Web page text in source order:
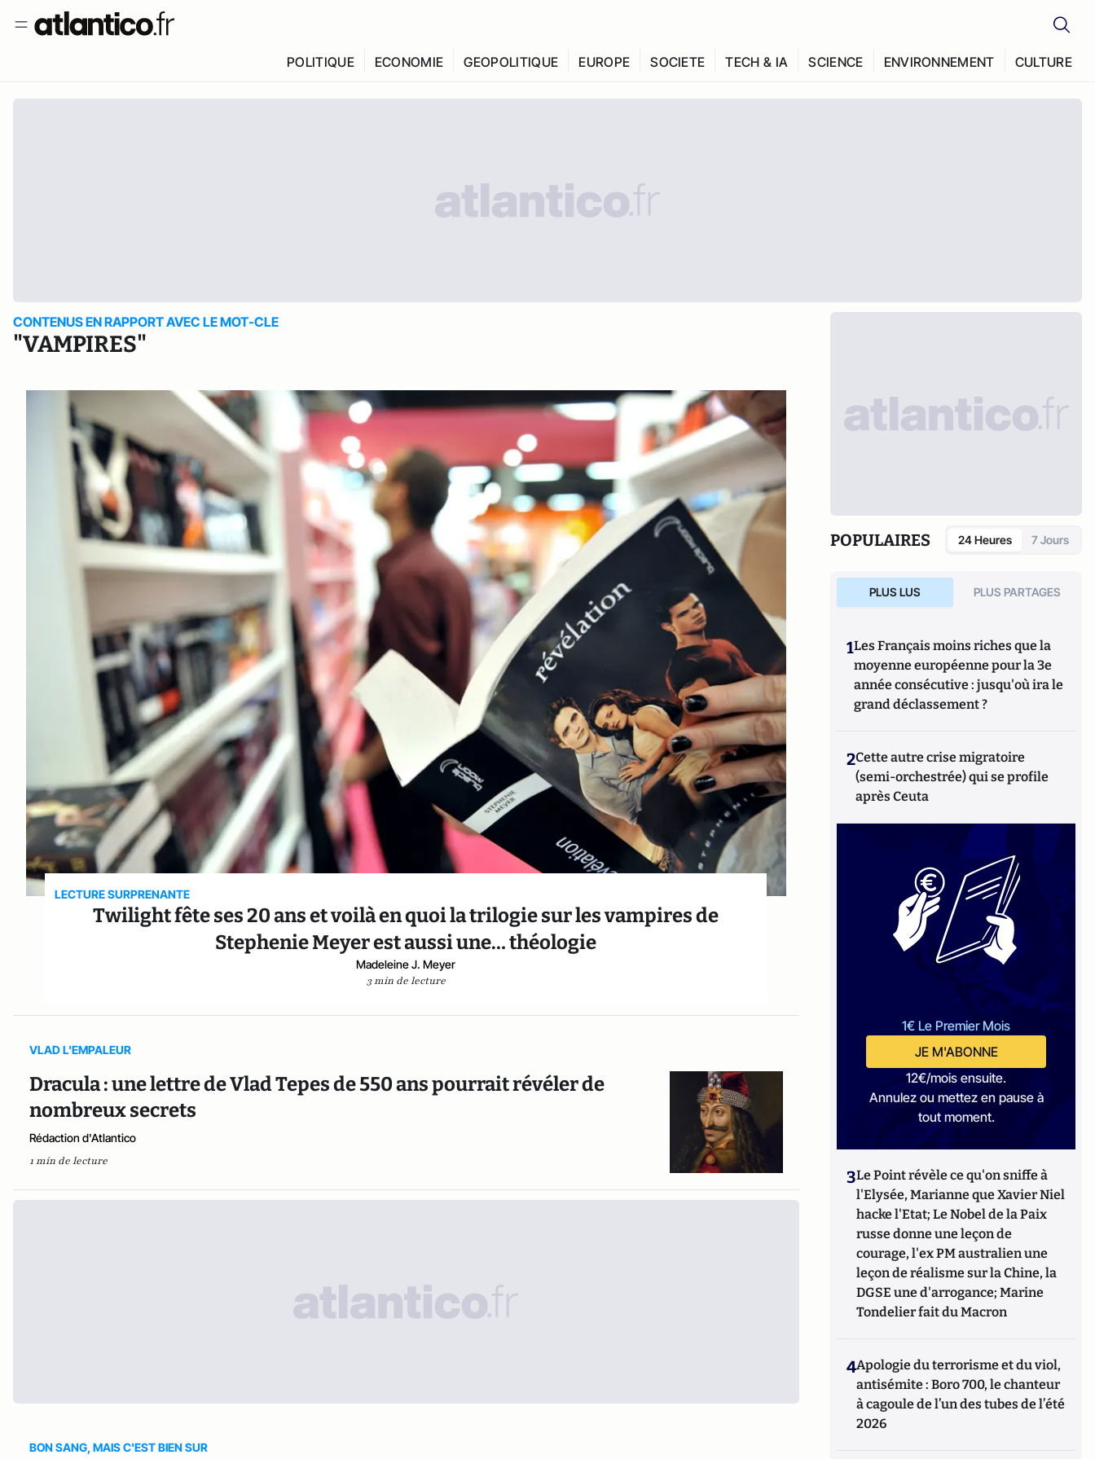
POLITIQUE ECONOMIE GEOPOLITIQUE EUROPE SOCIETE TECH & IA SCIENCE ENVIRONNEMENT CULTURE
CONTENUS EN RAPPORT AVEC LE MOT-CLE
"VAMPIRES"
LECTURE SURPRENANTE
Twilight fête ses 20 ans et voilà en quoi la trilogie sur les vampires de
Stephenie Meyer est aussi une… théologie
Madeleine J. Meyer
3 min de lecture
VLAD L'EMPALEUR
Dracula : une lettre de Vlad Tepes de 550 ans pourrait révéler de
nombreux secrets
Rédaction d'Atlantico
1 min de lecture
BON SANG, MAIS C'EST BIEN SUR
POPULAIRES 24 Heures 7 Jours
PLUS LUS PLUS PARTAGES
1Les Français moins riches que la
moyenne européenne pour la 3e
année consécutive : jusqu'où ira le
grand déclassement ?
2Cette autre crise migratoire
(semi-orchestrée) qui se profile
après Ceuta
1€ Le Premier Mois
JE M'ABONNE
12€/mois ensuite.
Annulez ou mettez en pause à
tout moment.
3Le Point révèle ce qu'on sniffe à
l'Elysée, Marianne que Xavier Niel
hacke l'Etat; Le Nobel de la Paix
russe donne une leçon de
courage, l'ex PM australien une
leçon de réalisme sur la Chine, la
DGSE une d'arrogance; Marine
Tondelier fait du Macron
4Apologie du terrorisme et du viol,
antisémite : Boro 700, le chanteur
à cagoule de l’un des tubes de l’été
2026